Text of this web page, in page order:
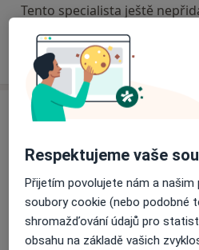
Tento specialista ještě
Adresa
Ordinace
Přiblížitse
Respektujeme vaše
Přijetím povolujete nám a
soubory cookie (nebo podobné
shromažďování údajů pro
obsahu na základě vašich